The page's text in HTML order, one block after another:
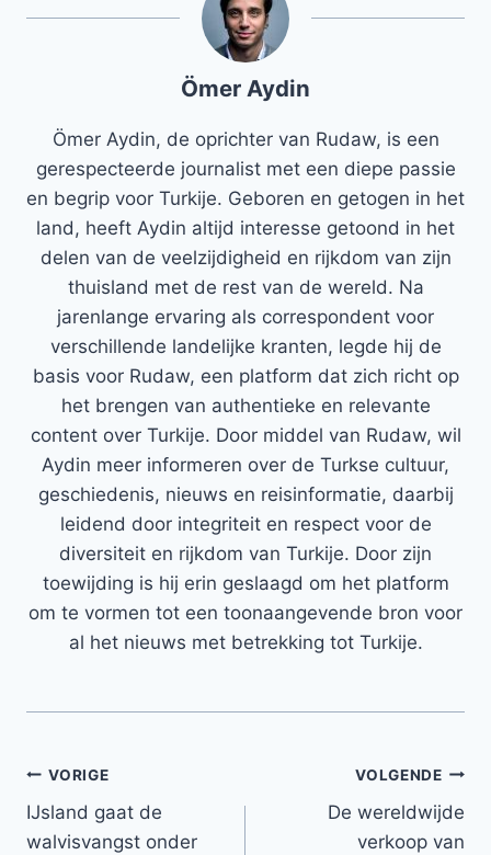
Ömer Aydin
Ömer Aydin, de oprichter van Rudaw, is een
gerespecteerde journalist met een diepe passie
en begrip voor Turkije. Geboren en getogen in het
land, heeft Aydin altijd interesse getoond in het
delen van de veelzijdigheid en rijkdom van zijn
thuisland met de rest van de wereld. Na
jarenlange ervaring als correspondent voor
verschillende landelijke kranten, legde hij de
basis voor Rudaw, een platform dat zich richt op
het brengen van authentieke en relevante
content over Turkije. Door middel van Rudaw, wil
Aydin meer informeren over de Turkse cultuur,
geschiedenis, nieuws en reisinformatie, daarbij
leidend door integriteit en respect voor de
diversiteit en rijkdom van Turkije. Door zijn
toewijding is hij erin geslaagd om het platform
om te vormen tot een toonaangevende bron voor
al het nieuws met betrekking tot Turkije.
Bericht
navigatie
VORIGE
IJsland gaat de
walvisvangst onder
VOLGENDE
De wereldwijde
verkoop van